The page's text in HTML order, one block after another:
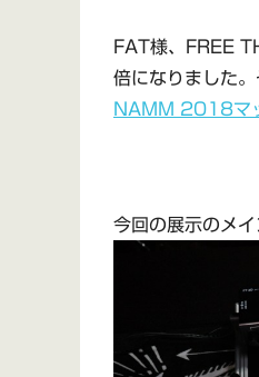
FAT様、FREE
倍になりました
NAMM 2018マ
今回の展示のメイ